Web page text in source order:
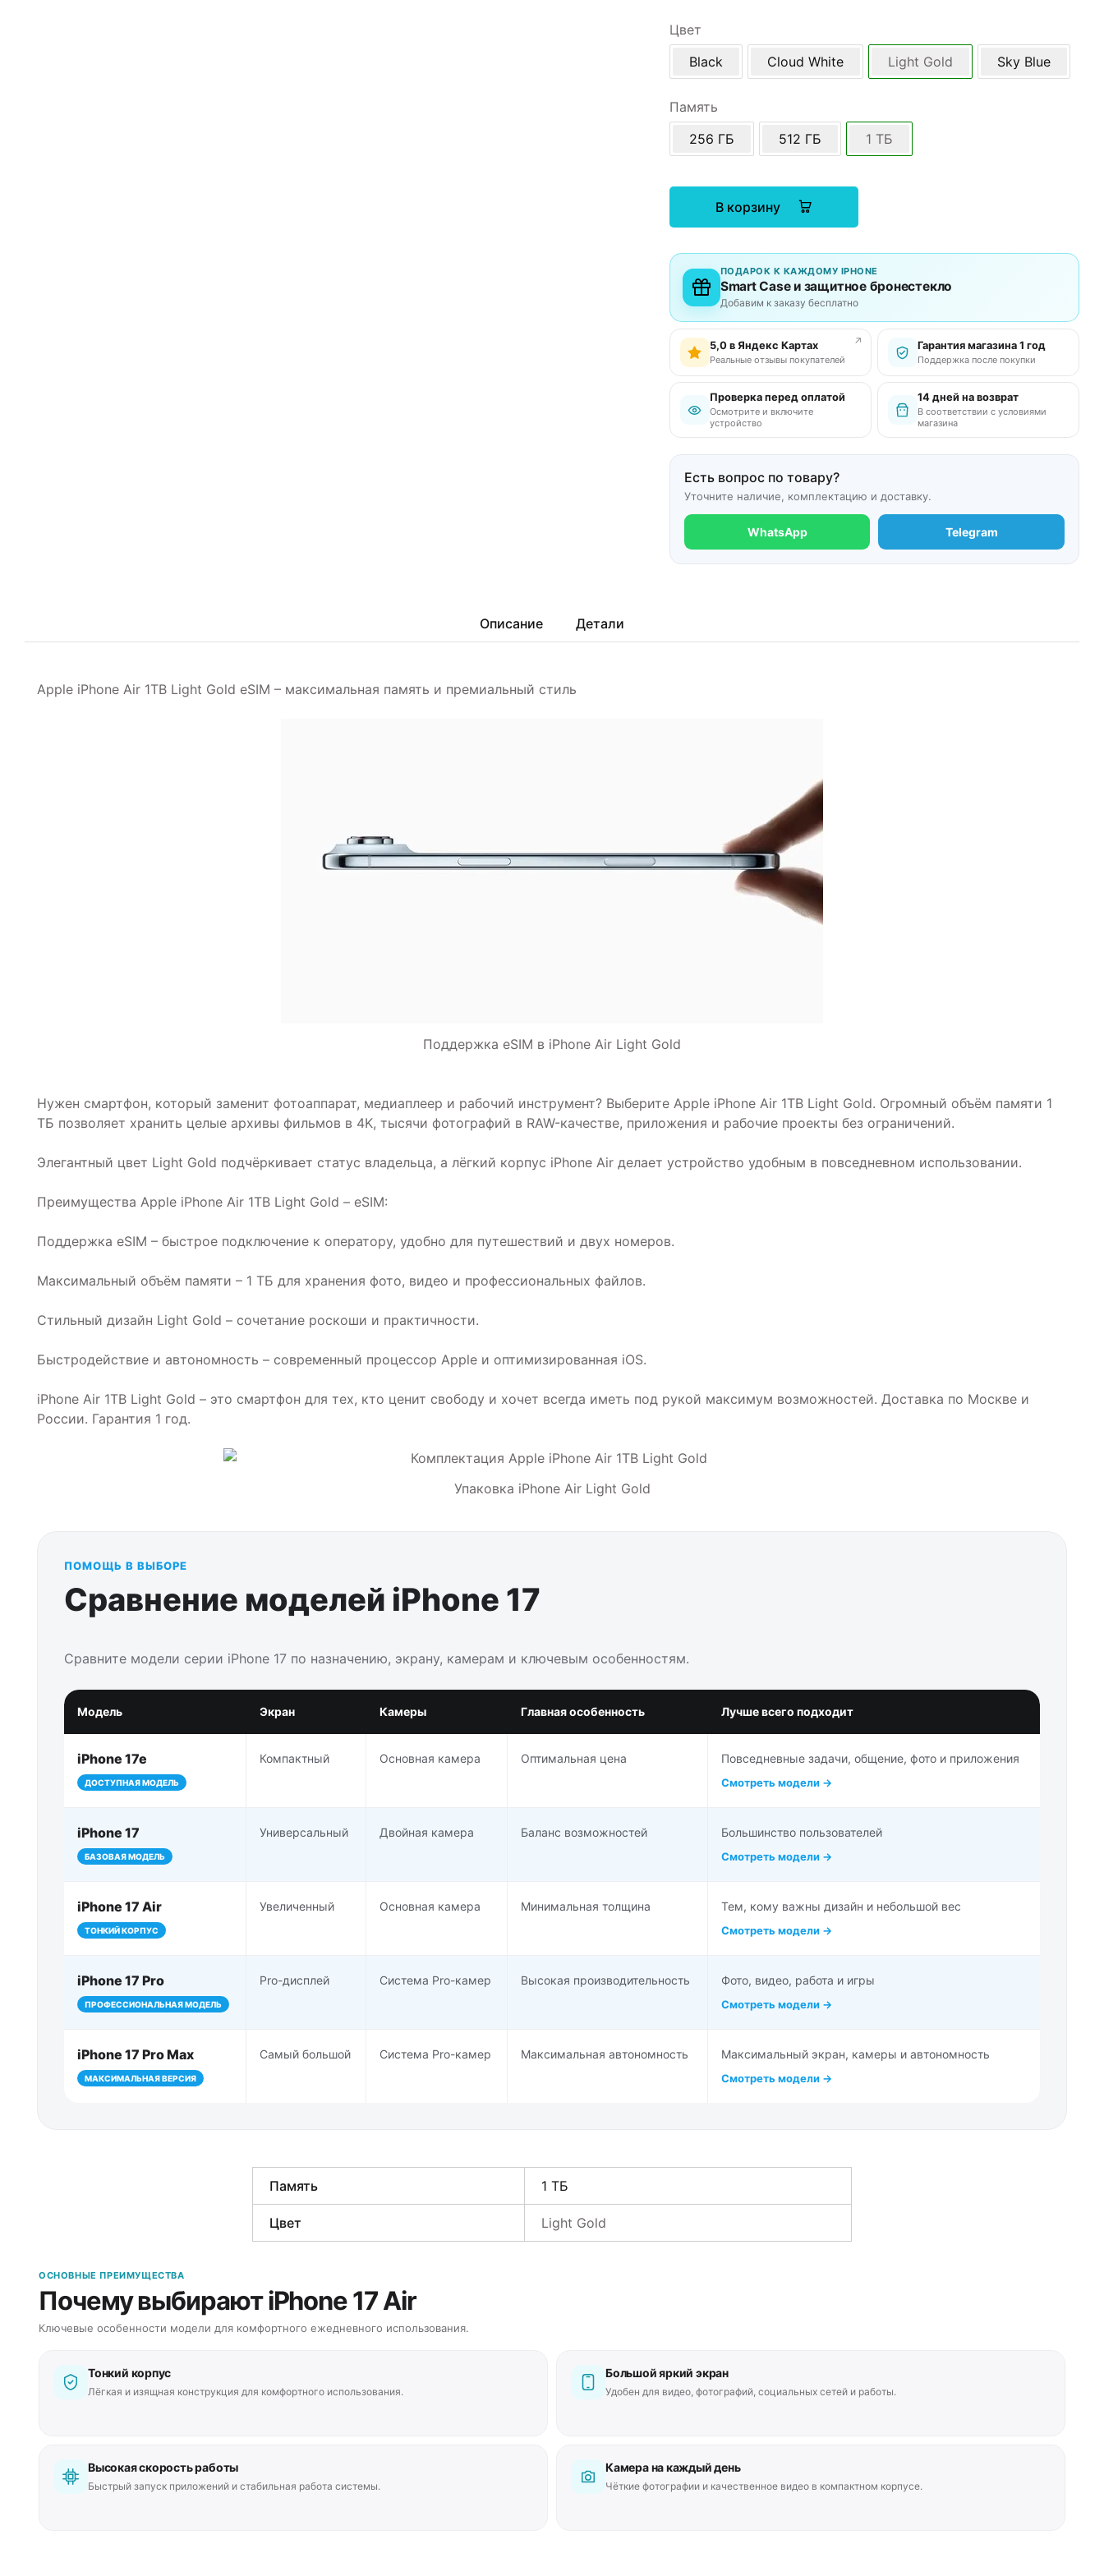
Цвет
Black
Cloud White Light Gold Sky Blue
Память
256 ГБ
512 ГБ 1 ТБ
В корзину
ПОДАРОК К КАЖДОМУ IPHONE
Smart Case и защитное бронестекло
Добавим к заказу бесплатно
5,0 в Яндекс Картах
Реальные отзывы покупателей
↗ Гарантия магазина 1 год
Поддержка после покупки
Проверка перед оплатой
Осмотрите и включите
устройство
14 дней на возврат
В соответствии с условиями
магазина
Есть вопрос по товару?
Уточните наличие, комплектацию и доставку.
WhatsApp Telegram
Описание Детали
Apple iPhone Air 1TB Light Gold eSIM – максимальная память и премиальный стиль
Поддержка eSIM в iPhone Air Light Gold
Нужен смартфон, который заменит фотоаппарат, медиаплеер и рабочий инструмент? Выберите Apple iPhone Air 1TB Light Gold. Огромный объём памяти 1
ТБ позволяет хранить целые архивы фильмов в 4K, тысячи фотографий в RAW-качестве, приложения и рабочие проекты без ограничений.
Элегантный цвет Light Gold подчёркивает статус владельца, а лёгкий корпус iPhone Air делает устройство удобным в повседневном использовании.
Преимущества Apple iPhone Air 1TB Light Gold – eSIM:
Поддержка eSIM – быстрое подключение к оператору, удобно для путешествий и двух номеров.
Максимальный объём памяти – 1 ТБ для хранения фото, видео и профессиональных файлов.
Стильный дизайн Light Gold – сочетание роскоши и практичности.
Быстродействие и автономность – современный процессор Apple и оптимизированная iOS.
iPhone Air 1TB Light Gold – это смартфон для тех, кто ценит свободу и хочет всегда иметь под рукой максимум возможностей. Доставка по Москве и
России. Гарантия 1 год.
Упаковка iPhone Air Light Gold
ПОМОЩЬ В ВЫБОРЕ
Сравнение моделей iPhone 17
Сравните модели серии iPhone 17 по назначению, экрану, камерам и ключевым особенностям.
Модель Экран Камеры Главная особенность Лучше всего подходит
iPhone 17e
ДОСТУПНАЯ МОДЕЛЬ
Компактный Основная камера Оптимальная цена Повседневные задачи, общение, фото и приложения
Смотреть модели →
iPhone 17
БАЗОВАЯ МОДЕЛЬ
Универсальный Двойная камера Баланс возможностей Большинство пользователей
Смотреть модели →
iPhone 17 Air
ТОНКИЙ КОРПУС
Увеличенный Основная камера Минимальная толщина Тем, кому важны дизайн и небольшой вес
Смотреть модели →
iPhone 17 Pro
ПРОФЕССИОНАЛЬНАЯ МОДЕЛЬ
Pro-дисплей Система Pro-камер Высокая производительность Фото, видео, работа и игры
Смотреть модели →
iPhone 17 Pro Max
МАКСИМАЛЬНАЯ ВЕРСИЯ
Самый большой Система Pro-камер Максимальная автономность Максимальный экран, камеры и автономность
Смотреть модели →
Память 1 ТБ
Цвет Light Gold
ОСНОВНЫЕ ПРЕИМУЩЕСТВА
Почему выбирают iPhone 17 Air
Ключевые особенности модели для комфортного ежедневного использования.
Тонкий корпус
Лёгкая и изящная конструкция для комфортного использования.
Большой яркий экран
Удобен для видео, фотографий, социальных сетей и работы.
Высокая скорость работы
Быстрый запуск приложений и стабильная работа системы.
Камера на каждый день
Чёткие фотографии и качественное видео в компактном корпусе.